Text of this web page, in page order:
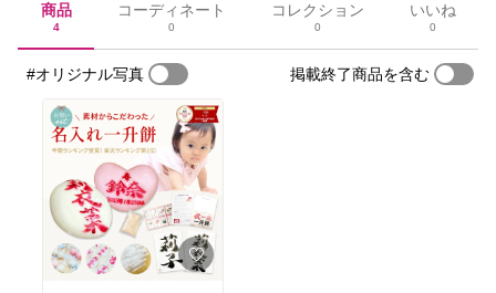
商品
4
コーディネート
0
コレクション
0
いいね
0
#オリジナル写真 掲載終了商品を含む